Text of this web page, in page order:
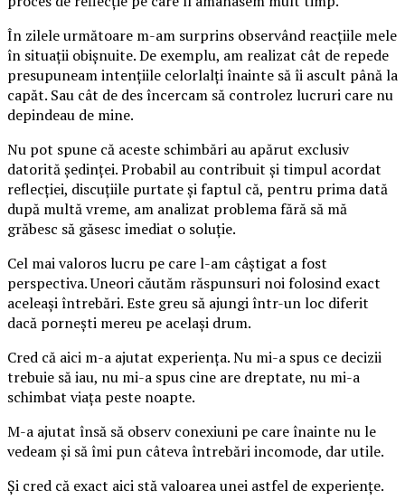
În zilele următoare m-am surprins observând reacțiile mele
în situații obișnuite. De exemplu, am realizat cât de repede
presupuneam intențiile celorlalți înainte să îi ascult până la
capăt. Sau cât de des încercam să controlez lucruri care nu
depindeau de mine.
Nu pot spune că aceste schimbări au apărut exclusiv
datorită ședinței. Probabil au contribuit și timpul acordat
reflecției, discuțiile purtate și faptul că, pentru prima dată
după multă vreme, am analizat problema fără să mă
grăbesc să găsesc imediat o soluție.
Cel mai valoros lucru pe care l-am câștigat a fost
perspectiva. Uneori căutăm răspunsuri noi folosind exact
aceleași întrebări. Este greu să ajungi într-un loc diferit
dacă pornești mereu pe același drum.
Cred că aici m-a ajutat experiența. Nu mi-a spus ce decizii
trebuie să iau, nu mi-a spus cine are dreptate, nu mi-a
schimbat viața peste noapte.
M-a ajutat însă să observ conexiuni pe care înainte nu le
vedeam și să îmi pun câteva întrebări incomode, dar utile.
Și cred că exact aici stă valoarea unei astfel de experiențe.